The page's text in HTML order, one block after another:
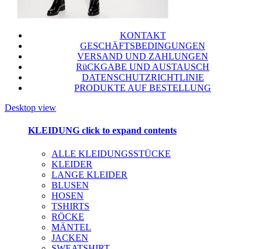
KONTAKT
GESCHÄFTSBEDINGUNGEN
VERSAND UND ZAHLUNGEN
RüCKGABE UND AUSTAUSCH
DATENSCHUTZRICHTLINIE
PRODUKTE AUF BESTELLUNG
Desktop view
KLEIDUNG click to expand contents
ALLE KLEIDUNGSSTÜCKE
KLEIDER
LANGE KLEIDER
BLUSEN
HOSEN
TSHIRTS
RÖCKE
MÄNTEL
JACKEN